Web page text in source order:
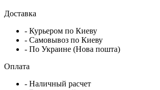
Доставка
- Курьером по Киеву
- Самовывоз по Киеву
- По Украине (Нова пошта)
Оплата
- Наличный расчет